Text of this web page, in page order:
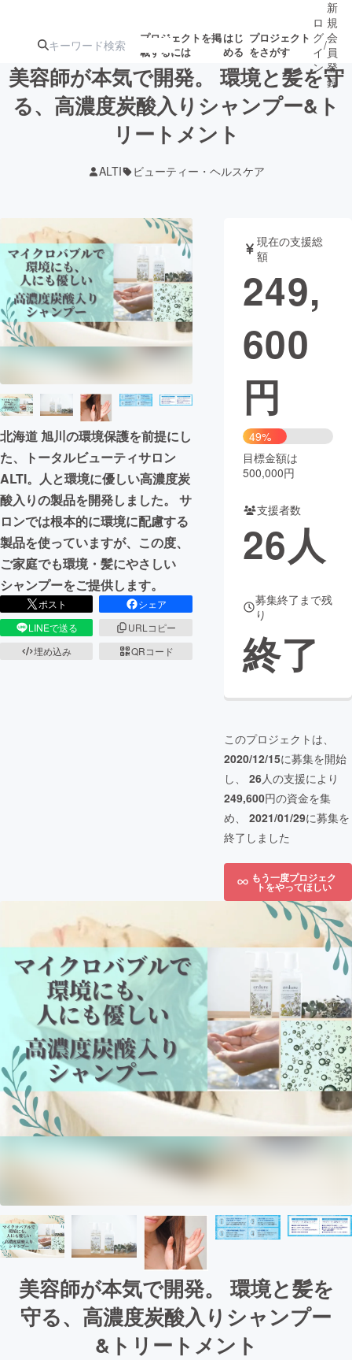
プロジェクトを掲
載するには
はじ
める
プロジェクト
をさがす
注目の新着プロ募集終了が近いプ
テクノロジー・ガジェット
映像・映画 書籍・雑誌
ビジネス・起業 チャレンジ
まちづくり・地域活性化
CAMPFIRE for Social Good
CAMPFIRE Creation
CAMPFIREふるさと納税
コミュニティ
ロ
グ
イ
ン
/
新
規
会
員
登
録
美容師が本気で開発。 環境と髪を守
る、高濃度炭酸入りシャンプー&ト
リートメント
ALTI ビューティー・ヘルスケア
北海道 旭川の環境保護を前提にし
た、トータルビューティサロン
ALTI。人と環境に優しい高濃度炭
酸入りの製品を開発しました。 サ
ロンでは根本的に環境に配慮する
製品を使っていますが、この度、
ご家庭でも環境・髪にやさしい
シャンプーをご提供します。
ポスト
シェア
LINEで送る
URLコピー
埋め込み
QRコード
現在の支援総
額
249,
600
円
49%
目標金額は
500,000円
支援者数
26人
募集終了まで残
り
終了
このプロジェクトは、
2020/12/15に募集を開始
し、 26人の支援により
249,600円の資金を集
め、 2021/01/29に募集を
終了しました
もう一度プロジェク
トをやってほしい
美容師が本気で開発。 環境と髪を
守る、高濃度炭酸入りシャンプー
&トリートメント